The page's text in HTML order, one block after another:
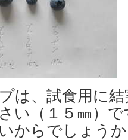
は、試食用に
い（１５㎜）で
からでしょう